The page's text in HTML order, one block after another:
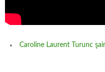
Caroline Laurent Turunc şair